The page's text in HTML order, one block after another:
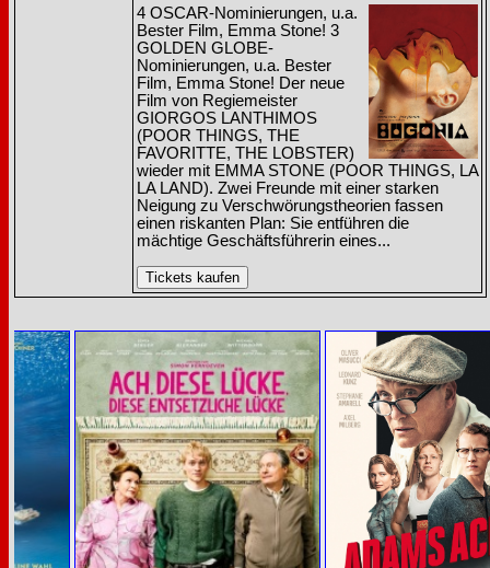
4 OSCAR-Nominierungen, u.a.
Bester Film, Emma Stone! 3
GOLDEN GLOBE-
Nominierungen, u.a. Bester
Film, Emma Stone! Der neue
Film von Regiemeister
GIORGOS LANTHIMOS
(POOR THINGS, THE
FAVORITTE, THE LOBSTER)
wieder mit EMMA STONE (POOR THINGS, LA
LA LAND). Zwei Freunde mit einer starken
Neigung zu Verschwörungstheorien fassen
einen riskanten Plan: Sie entführen die
mächtige Geschäftsführerin eines...